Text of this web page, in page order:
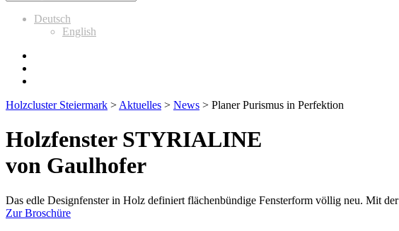
Deutsch
English
Holzcluster Steiermark > Aktuelles > News > Planer Purismus in Perfektion
Holzfenster STYRIALINE
von Gaulhofer
Das edle Designfenster in Holz definiert flächenbündige Fensterform völlig neu. Mit
Zur Broschüre